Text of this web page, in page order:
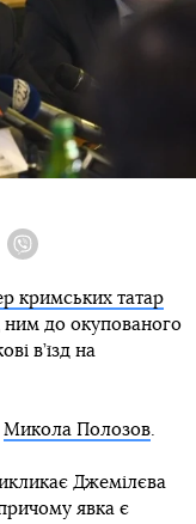
Viber
кримських татар
ним до окупованого
в’їзд на
Микола Полозов
Джемілєва
явка є